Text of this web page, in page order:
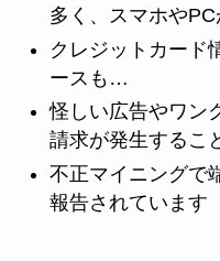
多く、スマホやPC
クレジットカード
ースも…
怪しい広告やワン
請求が発生するこ
不正マイニングで
報告されています